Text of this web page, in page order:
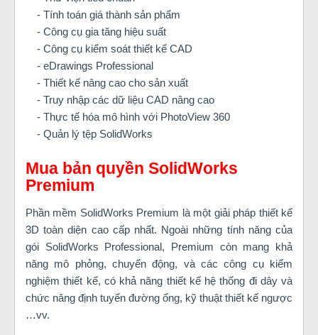
- Tính toán giá thành sản phẩm
- Công cụ gia tăng hiệu suất
- Công cụ kiểm soát thiết kế CAD
- eDrawings Professional
- Thiết kế nâng cao cho sản xuất
- Truy nhập các dữ liệu CAD nâng cao
- Thực tế hóa mô hình với PhotoView 360
- Quản lý tệp SolidWorks
Mua bản quyền SolidWorks
Premium
Phần mềm SolidWorks Premium là một giải pháp thiết kế
3D toàn diện cao cấp nhất. Ngoài những tính năng của
gói SolidWorks Professional, Premium còn mang khả
năng mô phỏng, chuyển động, và các công cụ kiểm
nghiệm thiết kế, có khả năng thiết kế hệ thống đi dây và
chức năng định tuyến đường ống, kỹ thuật thiết kế ngược
…vv.